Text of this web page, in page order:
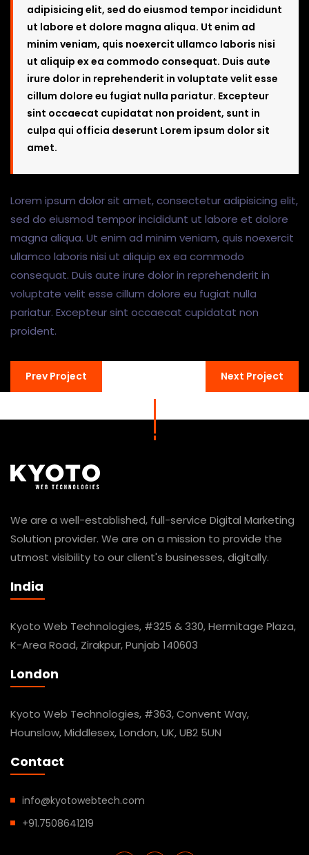
adipisicing elit, sed do eiusmod tempor incididunt
ut labore et dolore magna aliqua. Ut enim ad
minim veniam, quis noexercit ullamco laboris nisi
ut aliquip ex ea commodo consequat. Duis aute
irure dolor in reprehenderit in voluptate velit esse
cillum dolore eu fugiat nulla pariatur. Excepteur
sint occaecat cupidatat non proident, sunt in
culpa qui officia deserunt Lorem ipsum dolor sit
amet.
Lorem ipsum dolor sit amet, consectetur adipisicing elit,
sed do eiusmod tempor incididunt ut labore et dolore
magna aliqua. Ut enim ad minim veniam, quis noexercit
ullamco laboris nisi ut aliquip ex ea commodo
consequat. Duis aute irure dolor in reprehenderit in
voluptate velit esse cillum dolore eu fugiat nulla
pariatur. Excepteur sint occaecat cupidatat non
proident.
Prev Project Next Project
We are a well-established, full-service Digital Marketing
Solution provider. We are on a mission to provide the
utmost visibility to our client's businesses, digitally.
India
Kyoto Web Technologies, #325 & 330, Hermitage Plaza,
K-Area Road, Zirakpur, Punjab 140603
London
Kyoto Web Technologies, #363, Convent Way,
Hounslow, Middlesex, London, UK, UB2 5UN
Contact
info@kyotowebtech.com
+91.7508641219